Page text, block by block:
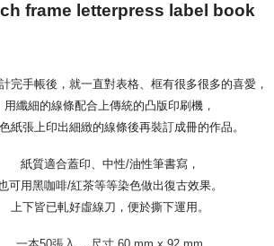
frame letterpress label book
完手帳後，就一直對表格、框有很多很多的喜愛，
用纖細的線條配合上傳統的凸版印刷機，
紙張上印出細緻的線條後再裝訂成冊的作品。
紙質適合蓋印、中性/油性筆書寫，
可用黑咖啡/紅茶等等染色做出復古效果。
上下皆已軋好虛線刀，便於撕下運用。